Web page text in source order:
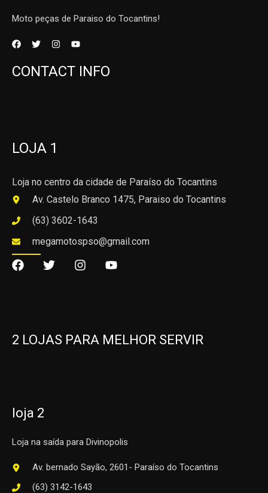
Moto peças de Paraiso do Tocantins!
CONTACT INFO
LOJA 1
Loja no centro da cidade de Paraíso do Tocantins
Av. Castelo Branco 1475, Paraiso do Tocantins
(63) 3602-1643
megamotospso@gmail.com
2 LOJAS PARA MELHOR SERVIR
loja 2
Loja na saída para Divinopolis
Av. bernado Sayão, 2601- Paraíso do Tocantins
(63) 3142-1643